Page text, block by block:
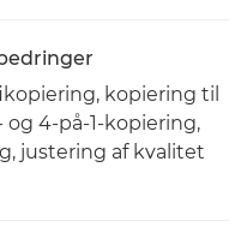
kopiering til
og 4-på-1-kopiering,
justering af kvalitet